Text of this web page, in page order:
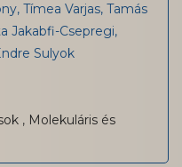
Tímea Varjas, Tamás
Jakabfi-Csepregi,
Sulyok
, Molekuláris és